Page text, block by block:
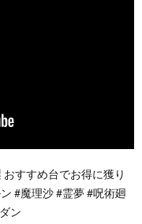
おすすめ台でお得に獲り
#魔理沙 #霊夢 #呪術廻
ン